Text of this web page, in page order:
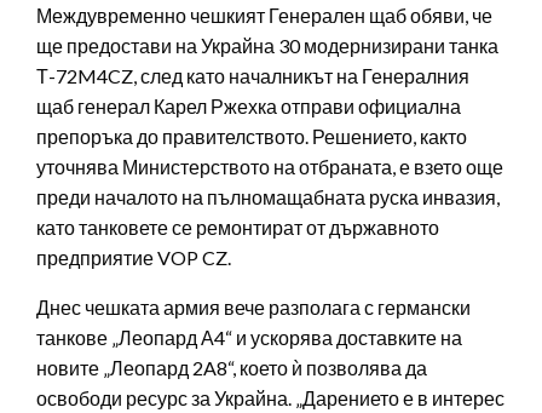
Междувременно чешкият Генерален щаб обяви, че
ще предостави на Украйна 30 модернизирани танка
Т-72M4CZ, след като началникът на Генералния
щаб генерал Карел Ржехка отправи официална
препоръка до правителството. Решението, както
уточнява Министерството на отбраната, е взето още
преди началото на пълномащабната руска инвазия,
като танковете се ремонтират от държавното
предприятие VOP CZ.
Днес чешката армия вече разполага с германски
танкове „Леопард А4“ и ускорява доставките на
новите „Леопард 2A8“, което ѝ позволява да
освободи ресурс за Украйна. „Дарението е в интерес